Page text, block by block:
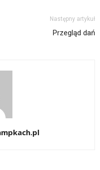
Następny artykuł
Przegląd dań